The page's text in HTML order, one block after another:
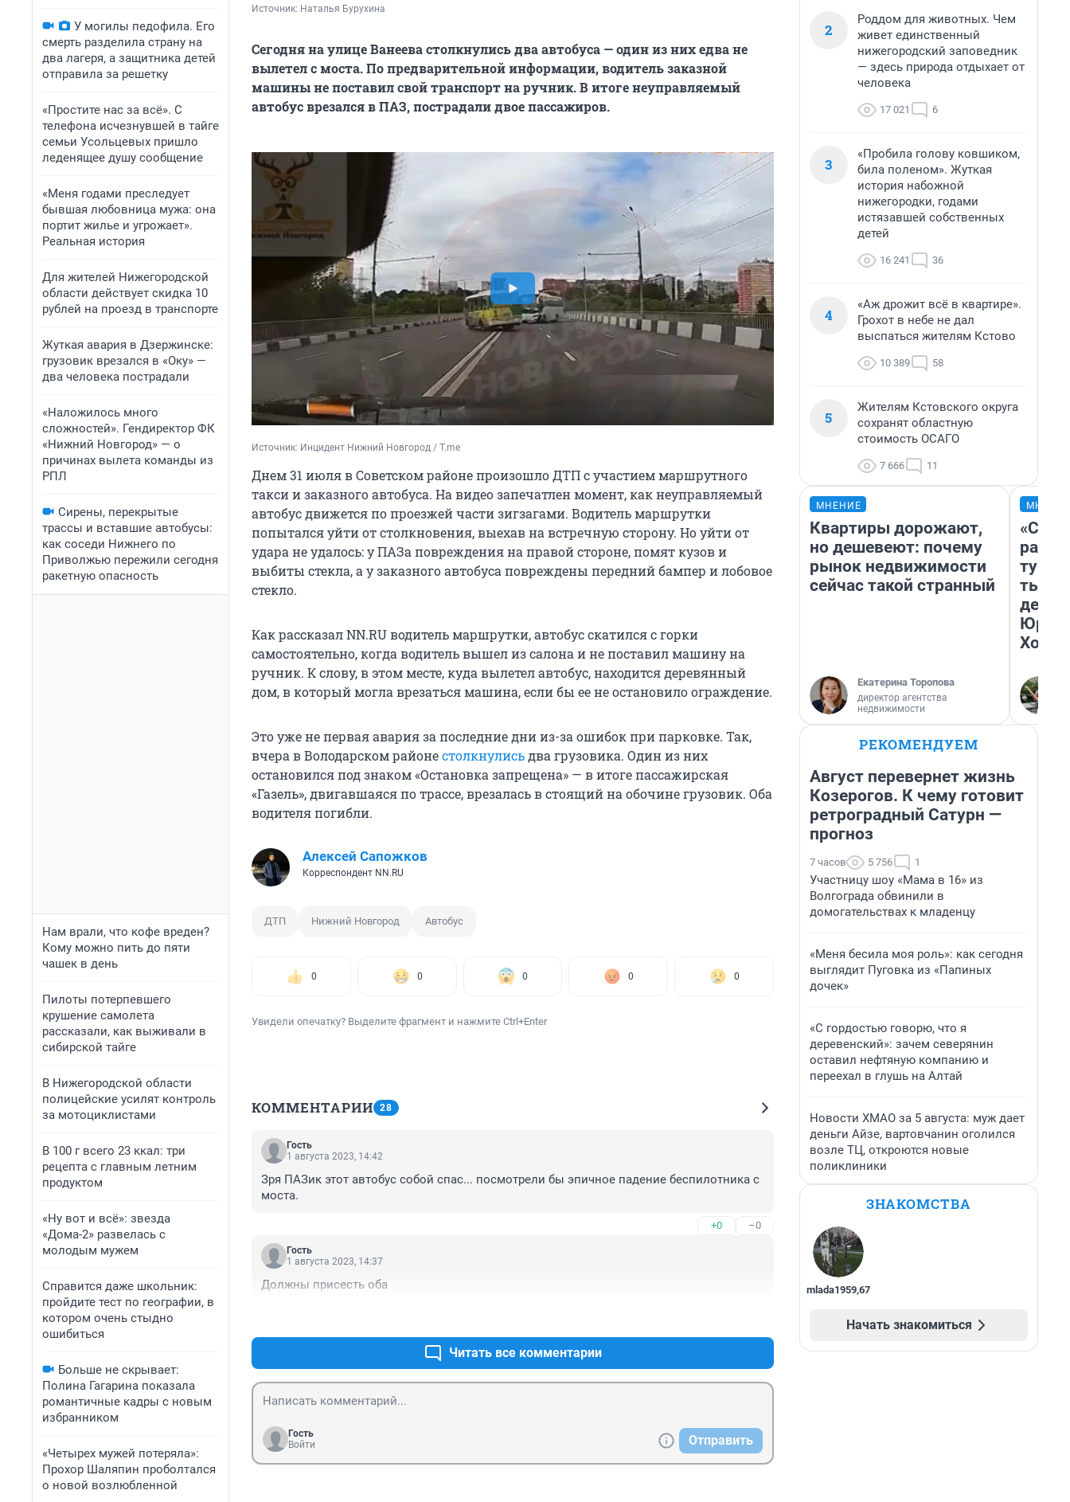
У могилы педофила. Его
смерть разделила страну на
два лагеря, а защитника детей
отправила за решетку
«Простите нас за всё». С
телефона исчезнувшей в тайге
семьи Усольцевых пришло
леденящее душу сообщение
«Меня годами преследует
бывшая любовница мужа: она
портит жилье и угрожает».
Реальная история
Для жителей Нижегородской
области действует скидка 10
рублей на проезд в транспорте
Жуткая авария в Дзержинске:
грузовик врезался в «Оку» —
два человека пострадали
«Наложилось много
сложностей». Гендиректор ФК
«Нижний Новгород» — о
причинах вылета команды из
РПЛ
Сирены, перекрытые
трассы и вставшие автобусы:
как соседи Нижнего по
Приволжью пережили сегодня
ракетную опасность
Нам врали, что кофе вреден?
Кому можно пить до пяти
чашек в день
Пилоты потерпевшего
крушение самолета
рассказали, как выживали в
сибирской тайге
В Нижегородской области
полицейские усилят контроль
за мотоциклистами
В 100 г всего 23 ккал: три
рецепта с главным летним
продуктом
«Ну вот и всё»: звезда
«Дома-2» развелась с
молодым мужем
Справится даже школьник:
пройдите тест по географии, в
котором очень стыдно
ошибиться
Больше не скрывает:
Полина Гагарина показала
романтичные кадры с новым
избранником
«Четырех мужей потеряла»:
Прохор Шаляпин проболтался
о новой возлюбленной
Источник: Наталья Бурухина
Сегодня на улице Ванеева столкнулись два автобуса — один из них едва не
вылетел с моста. По предварительной информации, водитель заказной
машины не поставил свой транспорт на ручник. В итоге неуправляемый
автобус врезался в ПАЗ, пострадали двое пассажиров.
Источник: Инцидент Нижний Новгород / T.me
Днем 31 июля в Советском районе произошло ДТП с участием маршрутного
такси и заказного автобуса. На видео запечатлен момент, как неуправляемый
автобус движется по проезжей части зигзагами. Водитель маршрутки
попытался уйти от столкновения, выехав на встречную сторону. Но уйти от
удара не удалось: у ПАЗа повреждения на правой стороне, помят кузов и
выбиты стекла, а у заказного автобуса повреждены передний бампер и лобовое
стекло.
Как рассказал NN.RU водитель маршрутки, автобус скатился с горки
самостоятельно, когда водитель вышел из салона и не поставил машину на
ручник. К слову, в этом месте, куда вылетел автобус, находится деревянный
дом, в который могла врезаться машина, если бы ее не остановило ограждение.
Это уже не первая авария за последние дни из-за ошибок при парковке. Так,
вчера в Володарском районестолкнулисьдва грузовика. Один из них
остановился под знаком «Остановка запрещена» — в итоге пассажирская
«Газель», двигавшаяся по трассе, врезалась в стоящий на обочине грузовик. Оба
водителя погибли.
Алексей Сапожков
Корреспондент NN.RU
ДТП Нижний Новгород Автобус
0 0 0 0 0
Увидели опечатку? Выделите фрагмент и нажмите Ctrl+Enter
КОММЕНТАРИИ 28
Гость
1 августа 2023, 14:42
Зря ПАЗик этот автобус собой спас... посмотрели бы эпичное падение беспилотника с
моста.
+0 –0
Гость
1 августа 2023, 14:37
Должны присесть оба
Читать все комментарии
Гость
Войти
Отправить
2
Роддом для животных. Чем
живет единственный
нижегородский заповедник
— здесь природа отдыхает от
человека
17 021 6
3
«Пробила голову ковшиком,
била поленом». Жуткая
история набожной
нижегородки, годами
истязавшей собственных
детей
16 241 36
4
«Аж дрожит всё в квартире».
Грохот в небе не дал
выспаться жителям Кстово
10 389 58
5
Жителям Кстовского округа
сохранят областную
стоимость ОСАГО
7 666 11
МНЕНИЕ
Квартиры дорожают,
но дешевеют: почему
рынок недвижимости
сейчас такой странный
Екатерина Торопова
директор агентства
недвижимости
день
РЕКОМЕНДУЕМ
Август перевернет жизнь
Козерогов. К чему готовит
ретроградный Сатурн —
прогноз
7 часов 5 756 1
Участницу шоу «Мама в 16» из
Волгограда обвинили в
домогательствах к младенцу
«Меня бесила моя роль»: как сегодня
выглядит Пуговка из «Папиных
дочек»
«С гордостью говорю, что я
деревенский»: зачем северянин
оставил нефтяную компанию и
переехал в глушь на Алтай
Новости ХМАО за 5 августа: муж дает
деньги Айзе, вартовчанин оголился
возле ТЦ, откроются новые
поликлиники
ЗНАКОМСТВА
mlada1959,67
Начать знакомиться